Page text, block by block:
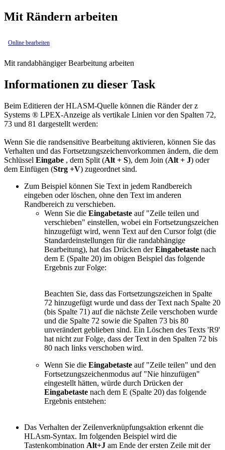
Mit Rändern arbeiten
Online bearbeiten
Mit randabhängiger Bearbeitung arbeiten
Informationen zu dieser Task
Beim Editieren der HLASM-Quelle können die Ränder der z
Systems ® LPEX-Anzeige als vertikale Linien vor den Spalten 72,
73 und 81 dargestellt werden:
Wenn Sie die randsensitive Bearbeitung aktivieren, können Sie das
Verhalten und das Fortsetzungszeichenvorkommen ändern, die dem
Schlüssel Eingabe , dem Split (Alt + S), dem Join (Alt + J) oder
dem Einfügen (Strg +V) zugeordnet sind.
Zum Beispiel können Sie Text in jedem Randbereich
eingeben oder löschen, ohne den Text im anderen
Randbereich zu verschieben.
Wenn Sie die Eingabetaste auf "Zeile teilen und
verschieben" einstellen, wobei ein Fortsetzungszeichen
hinzugefügt wird, wenn Text auf den Cursor folgt (die
Standardeinstellungen für die randabhängige
Bearbeitung), hat das Drücken derEingabetaste nach
dem E (Spalte 20) im obigen Beispiel das folgende
Ergebnis zur Folge:
Beachten Sie, dass das Fortsetzungszeichen in Spalte
72 hinzugefügt wurde und dass der Text nach Spalte 20
(bis Spalte 71) auf die nächste Zeile verschoben wurde
und die Spalte 72 sowie die Spalten 73 bis 80
unverändert geblieben sind. Ein Löschen des Texts 'R9'
hat nicht zur Folge, dass der Text in den Spalten 72 bis
80 nach links verschoben wird.
Wenn Sie die Eingabetaste auf "Zeile teilen" und den
Fortsetzungszeichenmodus auf "Nie hinzufügen"
eingestellt hätten, würde durch Drücken der
Eingabetaste nach dem E (Spalte 20) das folgende
Ergebnis entstehen:
Das Verhalten der Zeilenverknüpfungsaktion erkennt die
HLAsm-Syntax. Im folgenden Beispiel wird die
Tastenkombination Alt+J am Ende der ersten Zeile mit der